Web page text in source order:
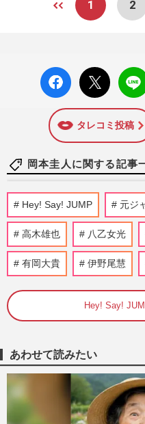
1 2
facebo
ok い
X ポス
ト
LINE
タレコミ投稿
岡本圭人に関する記事
King &
架純、
ャニ圧力」
週刊女性PRIME
《嫌いな旧
16位〜30
ぎて嫌われ
週刊女性PRIME
岡本圭人
優”になる
いんだけ
週刊女性2022年
Hey! Say! JUMP 元ジ
高木雄也 八乙女光
有岡大貴 伊野尾慧
Hey! Say!
あわせて読みたい